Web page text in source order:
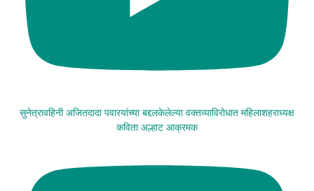
सुनेत्रावहिनी अजितदादा पवारयांच्या बद्दलकेलेल्या वक्तव्याविरोधात महिलाशहराध्यक्ष
कविता अल्हाट आक्रमक